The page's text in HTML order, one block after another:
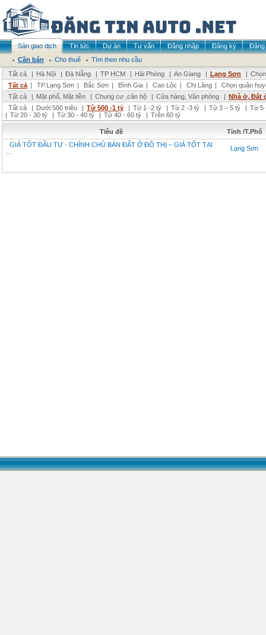
Sàn giao dịch Tin tức Dự án Tư vấn Đăng nhập Đăng ký
Đăng
Cần bán
Cho thuê
Tìm theo nhu cầu
Tất cả
| Hà Nội | Đà Nẵng | TP HCM | Hải Phòng | An Giang | Lạng Sơn |
Tất cả | TP.Lạng Sơn | Bắc Sơn | Bình Gia | Cao Lộc | Chi Lăng |
Chọn quận
Tất cả
| Mặt phố, Mặt tiền | Chung cư ,căn hộ | Cửa hàng, Văn phòng | Nhà ở, Đất
Tất cả
| Dưới 500 triệu | Từ 500 -1 tỷ | Từ 1 -2 tỷ | Từ 2 -3 tỷ | Từ 3 – 5 tỷ | Từ 5
| Từ 20 - 30 tỷ | Từ 30 - 40 tỷ | Từ 40 - 60 tỷ | Trên 60 tỷ
Tiêu đề
Tỉnh /T.Phố
GIÁ TỐT ĐẦU TƯ - CHÍNH CHỦ BÁN ĐẤT Ở ĐÔ THỊ – GIÁ TỐT TẠI
Lạng Sơn